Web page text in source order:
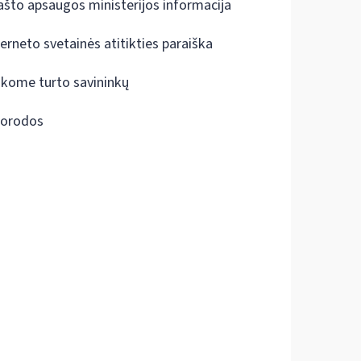
apsaugos ministerijos informacija
svetainės atitikties paraiška
turto savininkų